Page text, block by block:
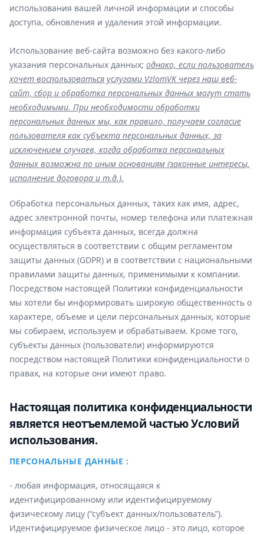
использования вашей личной информации и способы
доступа, обновления и удаления этой информации.
Использование веб-сайта возможно без какого-либо
указания персональных данных; однако, если пользователь
хочет воспользоваться услугами VzlomVK через наш веб-
сайт, сбор и обработка персональных данных могут стать
необходимыми. При необходимости обработки
персональных данных мы, как правило, получаем согласие
пользователя как субъекта персональных данных, за
исключением случаев, когда обработка персональных
данных возможна по иным основаниям (законные интересы,
исполнение договора и т.д.).
Обработка персональных данных, таких как имя, адрес,
адрес электронной почты, номер телефона или платежная
информация субъекта данных, всегда должна
осуществляться в соответствии с общим регламентом
защиты данных (GDPR) и в соответствии с национальными
правилами защиты данных, применимыми к компании.
Посредством настоящей Политики конфиденциальности
мы хотели бы информировать широкую общественность о
характере, объеме и цели персональных данных, которые
мы собираем, используем и обрабатываем. Кроме того,
субъекты данных (пользователи) информируются
посредством настоящей Политики конфиденциальности о
правах, на которые они имеют право.
Настоящая политика конфиденциальности
является неотъемлемой частью Условий
использования.
ПЕРСОНАЛЬНЫЕ ДАННЫЕ :
- любая информация, относящаяся к
идентифицированному или идентифицируемому
физическому лицу (“субъект данных/пользователь”).
Идентифицируемое физическое лицо - это лицо, которое